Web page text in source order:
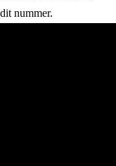
nummer.